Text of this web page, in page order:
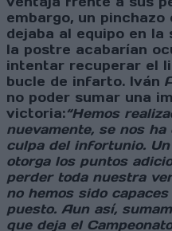
embargo, un
dejaba al equipo en la
la postre acabarían
intentar recuperar el
bucle de infarto. Iván
no poder sumar una
victoria:“Hemos
nuevamente, se nos
culpa del infortunio.
otorga los puntos
perder toda nuestra
no hemos sido
puesto. Aun así,
que deja el